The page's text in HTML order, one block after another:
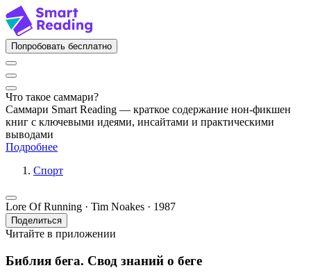
Попробовать бесплатно
Что такое саммари?
Саммари Smart Reading — краткое содержание нон-фикшен
книг с ключевыми идеями, инсайтами и практическими
выводами
Подробнее
Спорт
Lore Of Running · Tim Noakes · 1987
Поделиться
Читайте в приложении
Библия бега. Свод знаний о беге